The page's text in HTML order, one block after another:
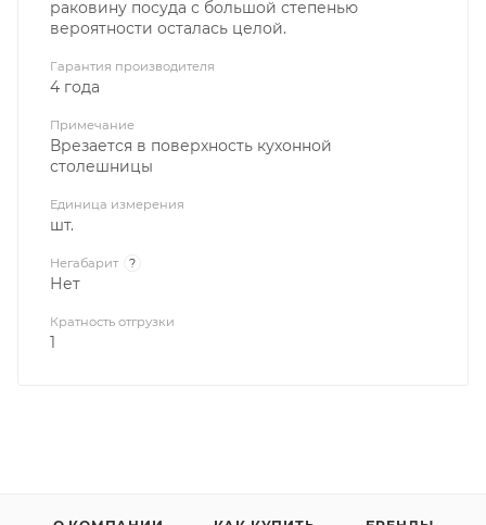
раковину посуда с большой степенью
вероятности осталась целой.
Гарантия производителя
4 года
Примечание
Врезается в поверхность кухонной
столешницы
Единица измерения
шт.
Негабарит ?
Нет
Кратность отгрузки
1